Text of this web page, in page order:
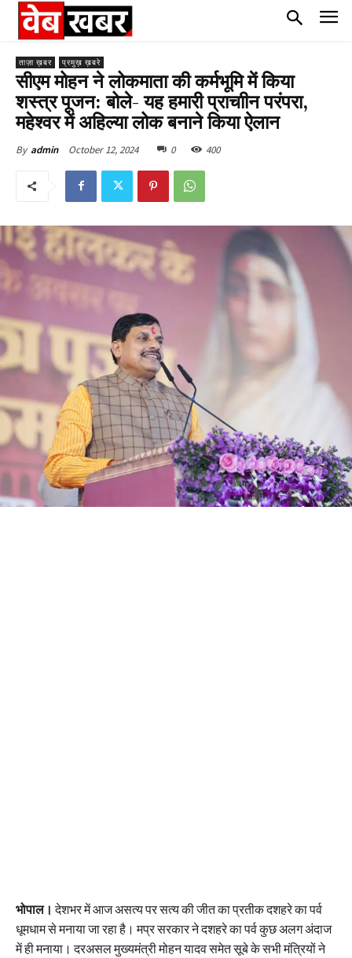
ताज़ा ख़बर प्रमुख़ ख़बरे
सीएम मोहन ने लोकमाता की कर्मभूमि में किया
शस्त्र पूजन: बोले- यह हमारी प्राचाीन परंपरा,
महेश्वर में अहिल्या लोक बनाने किया ऐलान
By admin October 12, 2024 0 400
भोपाल।देशभर में आज असत्य पर सत्य की जीत का प्रतीक दशहरे का पर्व
धूमधाम से मनाया जा रहा है। मप्र सरकार ने दशहरे का पर्व कुछ अलग अंदाज
में ही मनाया। दरअसल मुख्यमंत्री मोहन यादव समेत सूबे के सभी मंत्रियों ने